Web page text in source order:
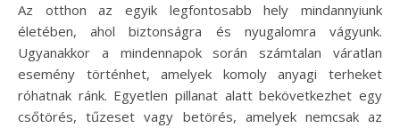
Az otthon az egyik legfontosabb hely mindannyiunk
életében, ahol biztonságra és nyugalomra vágyunk.
Ugyanakkor a mindennapok során számtalan váratlan
esemény történhet, amelyek komoly anyagi terheket
róhatnak ránk. Egyetlen pillanat alatt bekövetkezhet egy
csőtörés, tűzeset vagy betörés, amelyek nemcsak az